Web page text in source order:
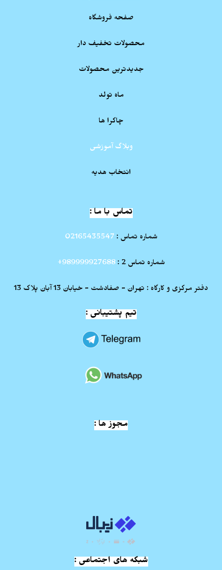
صفحه فروشگاه
محصولات تخفیف دار
جدیدترین محصولات
ماه تولد
چاکرا ها
وبلاگ آموزشی
انتخاب هدیه
تماس با ما :
شماره تماس : 02165435547
شماره تماس 2 : 989999927688+
دفتر مرکزی و کارگاه : تهران - صفادشت - خیابان 13 آبان پلاک 13
تیم پشتیبانی :
مجوز ها :
شبکه های اجتماعی :